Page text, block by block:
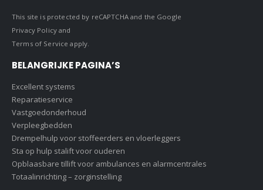
This site is protected by reCAPTCHA and the Google
Privacy Policyand
Terms of Service apply.
BELANGRIJKE PAGINA’S
Excellent systems
Reparatieservice
Vastgoedonderhoud
Verpleegbedden
Drempelhulp voor stoffeerders en vloerleggers
Sta op hulp stalift voor ouderen
Opblaasbare tillift voor ambulances en alarmcentrales
Totaalinrichting – zorginstelling